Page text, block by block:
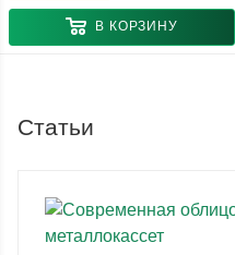
В КОРЗИНУ
Статьи